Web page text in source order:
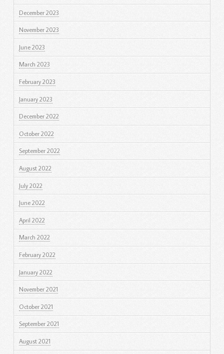
December 2023
November 2023
June 2023
March 2023
February 2023
January 2023
December 2022
October 2022
September 2022
August 2022
July 2022
June 2022
April 2022
March 2022
February 2022
January 2022
November 2021
October 2021
September 2021
August 2021